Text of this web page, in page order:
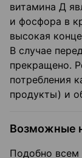
витамина Д
и фосфора в
высокая
В случае
прекращено.
потребления
продукты) и
Возможные
Подобно всем